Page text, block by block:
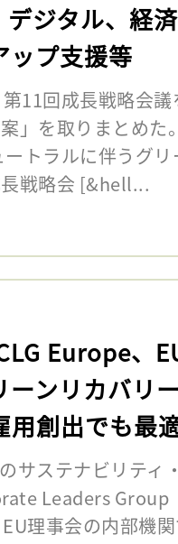
ジタル、経
ップ支援等
11回成長戦略会
」を取りまとめた
ートラルに伴うグ
戦略会 [&hell...
Europe、
ーンリカバリ
用創出でも最
サステナビリティ
Leaders Group
理事会の内部機